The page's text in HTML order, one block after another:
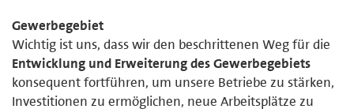
Gewerbegebiet
Wichtig ist uns, dass wir den beschrittenen Weg für die
Entwicklung und Erweiterung des Gewerbegebiets
konsequent fortführen, um unsere Betriebe zu stärken,
Investitionen zu ermöglichen, neue Arbeitsplätze zu